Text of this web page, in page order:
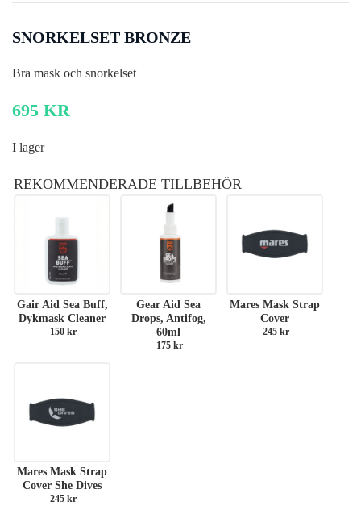
SNORKELSET BRONZE
Bra mask och snorkelset
695 KR
I lager
REKOMMENDERADE TILLBEHÖR
Gair Aid Sea Buff,
Dykmask Cleaner
150 kr
Gear Aid Sea
Drops, Antifog,
60ml
175 kr
Mares Mask Strap
Cover
245 kr
Mares Mask Strap
Cover She Dives
245 kr